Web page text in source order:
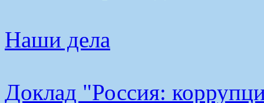
Наши дела
Доклад "Россия: